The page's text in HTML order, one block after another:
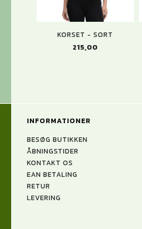
KORSET - SORT
215,00
INFORMATIONER
BESØG BUTIKKEN
ÅBNINGSTIDER
KONTAKT OS
EAN BETALING
RETUR
LEVERING